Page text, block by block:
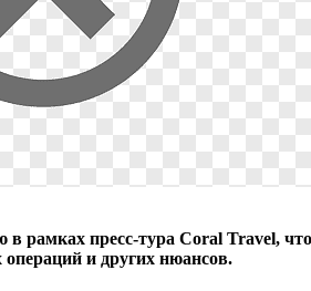
в рамках пресс-тура Coral Travel,
и других нюансов.